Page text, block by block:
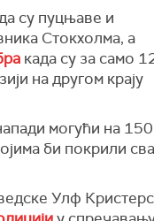
су пуцњаве и
Стокхолма, а
када су за само
на другом крају
могући на 150
би покрили
Улф